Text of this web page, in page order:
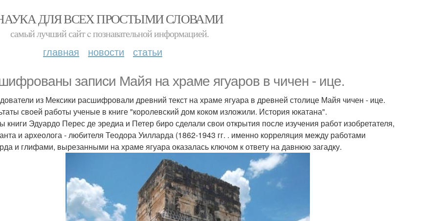
ДЛЯ ВСЕХ ПРОСТЫМИ СЛОВАМИ
самый лучший сайт c познавательной информацией.
главная новости статьи
записи Майя на храме ягуаров в чичен - ице.
из Мексики расшифровали древний текст на храме ягуара в древней столице Майя чичен - ице.
своей работы ученые в книге "королевский дом коком изложили. История юкатана".
книги Эдуардо Перес де эредиа и Петер биро сделали свои открытия после изучения работ изобретателя,
и археолога - любителя Теодора Уилларда (1862-1943 гг. . именно корреляция между работами
и глифами, вырезанными на храме ягуара оказалась ключом к ответу на давнюю загадку.